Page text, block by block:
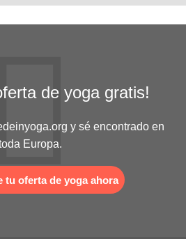
de yoga gratis!
y sé encontrado en
Europa.
tu oferta de yoga ahora